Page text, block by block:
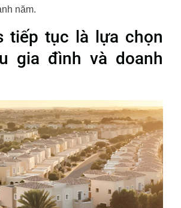
năm.
tiếp tục là lựa chọn
gia đình và doanh